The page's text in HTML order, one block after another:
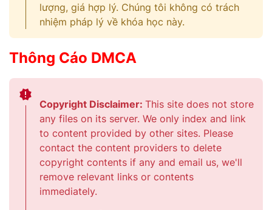
lượng, giá hợp lý. Chúng tôi không có trách
nhiệm pháp lý về khóa học này.
Thông Cáo DMCA
Copyright Disclaimer: This site does not store
any files on its server. We only index and link
to content provided by other sites. Please
contact the content providers to delete
copyright contents if any and email us, we'll
remove relevant links or contents
immediately.